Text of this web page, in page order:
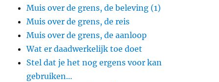
Muis over de grens, de beleving (1)
Muis over de grens, de reis
Muis over de grens, de aanloop
Wat er daadwerkelijk toe doet
Stel dat je het nog ergens voor kan
gebruiken…